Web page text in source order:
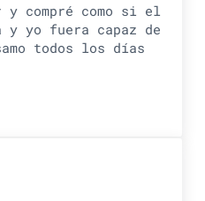
compré como si el
y yo fuera capaz de
todos los días
extra special